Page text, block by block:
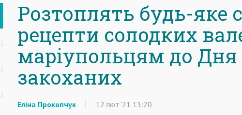
Розтоплять будь-яке
рецепти солодких
маріупольцям до Дня
закоханих
Еліна Прокопчук 12 лют '21 13:20